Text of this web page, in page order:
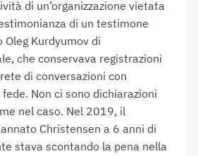
di un’organizzazione vietata
di un testimone
Kurdyumov di
che conservava registrazioni
di conversazioni con
Non ci sono dichiarazioni
nel caso. Nel 2019, il
Christensen a 6 anni di
stava scontando la pena nella